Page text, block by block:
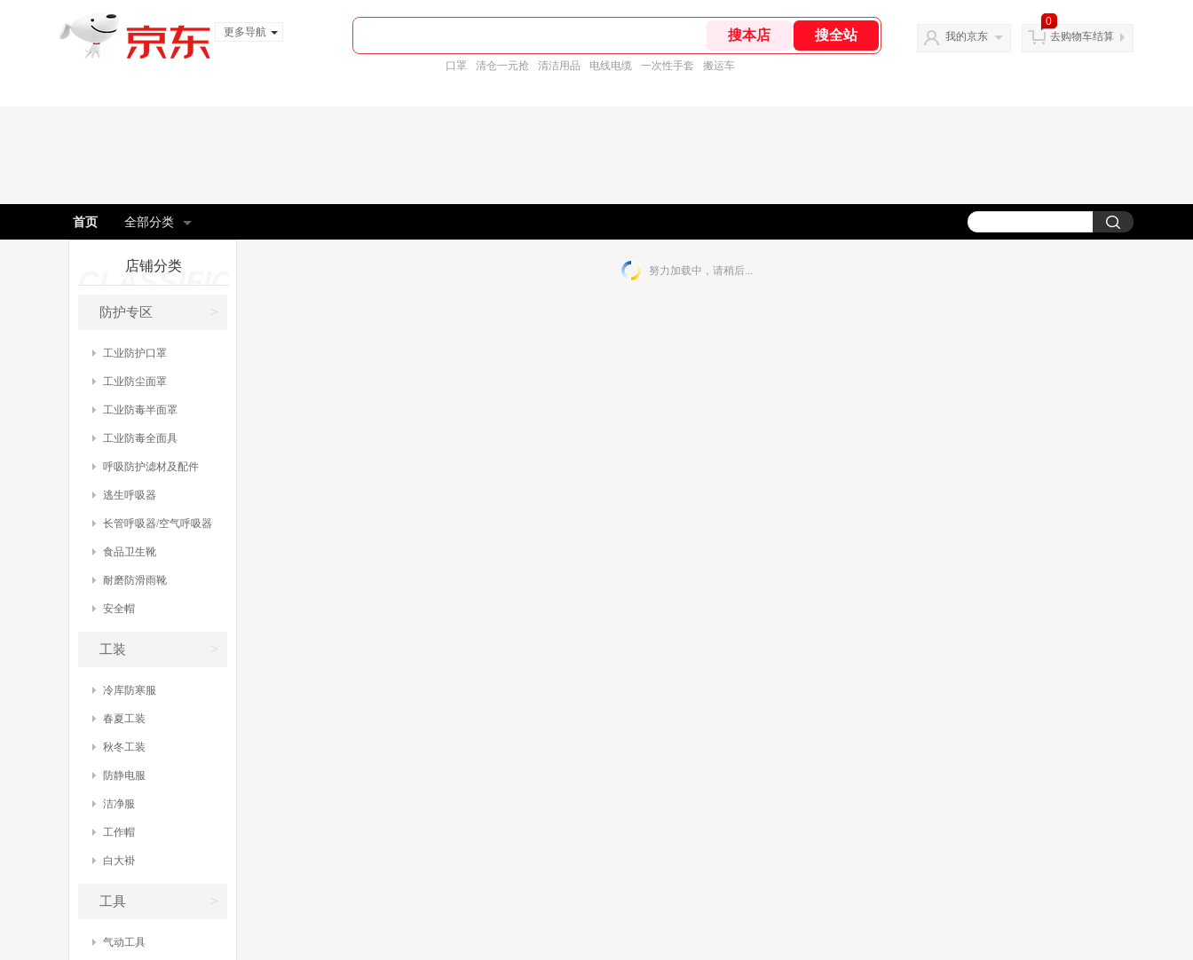
更多导航
口罩 清仓一元抢 清洁用品 电线电缆 一次性手套 搬运车
我的京东
0
去购物车结算
首页 全部分类
CLASSIFICATE
店铺分类
防护专区 >
工业防护口罩
工业防尘面罩
工业防毒半面罩
工业防毒全面具
呼吸防护滤材及配件
逃生呼吸器
长管呼吸器/空气呼吸器
食品卫生靴
耐磨防滑雨靴
安全帽
工装 >
冷库防寒服
春夏工装
秋冬工装
防静电服
洁净服
工作帽
白大褂
工具 >
气动工具
努力加载中，请稍后...